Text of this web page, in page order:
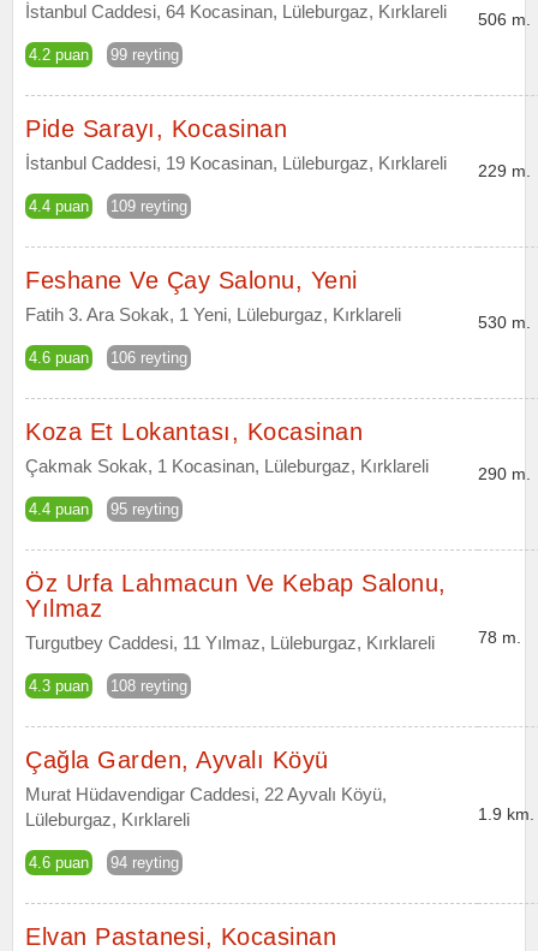
İstanbul Caddesi, 64 Kocasinan, Lüleburgaz, Kırklareli
4.2 puan 99 reyting
506 m.
Pide Sarayı, Kocasinan
İstanbul Caddesi, 19 Kocasinan, Lüleburgaz, Kırklareli
4.4 puan 109 reyting
229 m.
Feshane Ve Çay Salonu, Yeni
Fatih 3. Ara Sokak, 1 Yeni, Lüleburgaz, Kırklareli
4.6 puan 106 reyting
530 m.
Koza Et Lokantası, Kocasinan
Çakmak Sokak, 1 Kocasinan, Lüleburgaz, Kırklareli
4.4 puan 95 reyting
290 m.
Öz Urfa Lahmacun Ve Kebap Salonu,
Yılmaz
Turgutbey Caddesi, 11 Yılmaz, Lüleburgaz, Kırklareli
4.3 puan 108 reyting
78 m.
Çağla Garden, Ayvalı Köyü
Murat Hüdavendigar Caddesi, 22 Ayvalı Köyü,
Lüleburgaz, Kırklareli
4.6 puan 94 reyting
1.9 km.
Elvan Pastanesi, Kocasinan